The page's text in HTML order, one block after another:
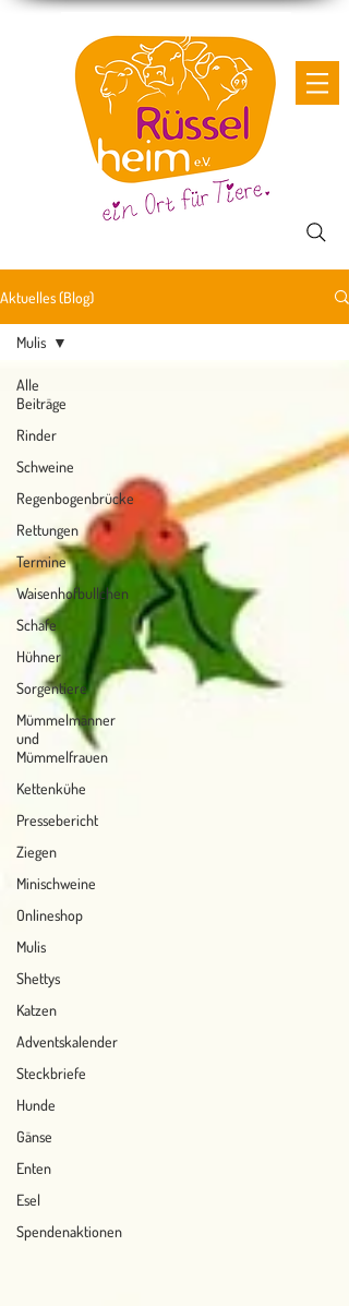
Aktuelles (Blog)
Alle
Beiträge
Rinder
Schweine
Regenbogenbrücke
Rettungen
Termine
Waisenhofbullchen
Schafe
Hühner
Sorgentiere
Mümmelmänner
und
Mümmelfrauen
Kettenkühe
Pressebericht
Ziegen
Minischweine
Onlineshop
Mulis
Shettys
Katzen
Adventskalender
Steckbriefe
Hunde
Gänse
Enten
Esel
Spendenaktionen
Mulis